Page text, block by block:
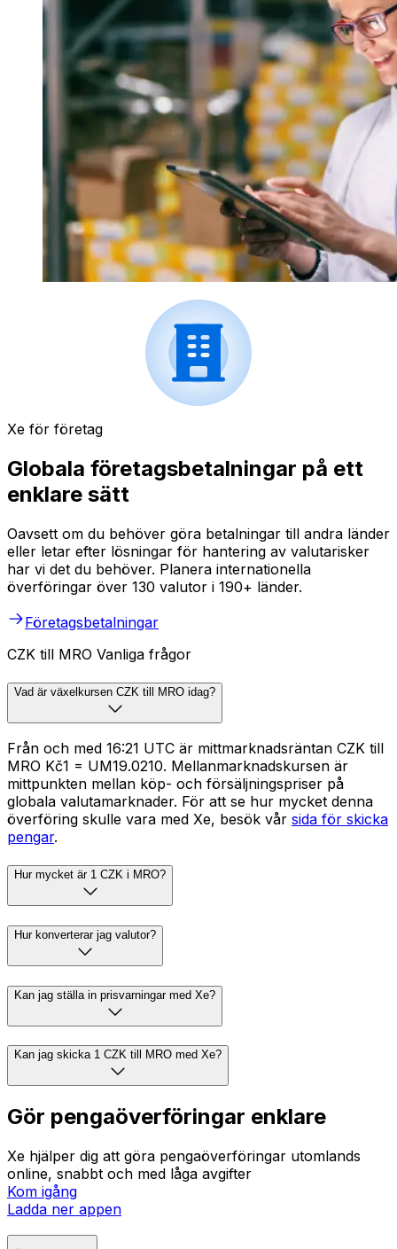
Xe för företag
Globala företagsbetalningar på ett
enklare sätt
Oavsett om du behöver göra betalningar till andra länder
eller letar efter lösningar för hantering av valutarisker
har vi det du behöver. Planera internationella
överföringar över 130 valutor i 190+ länder.
Företagsbetalningar
CZK till MRO Vanliga frågor
Vad är växelkursen CZK till MRO idag?
Från och med 16:21 UTC är mittmarknadsräntan CZK till
MRO Kč1 = UM19.0210. Mellanmarknadskursen är
mittpunkten mellan köp- och försäljningspriser på
globala valutamarknader. För att se hur mycket denna
överföring skulle vara med Xe, besök vår sida för skicka
pengar.
Hur mycket är 1 CZK i MRO?
Hur konverterar jag valutor?
Kan jag ställa in prisvarningar med Xe?
Kan jag skicka 1 CZK till MRO med Xe?
Gör pengaöverföringar enklare
Xe hjälper dig att göra pengaöverföringar utomlands
online, snabbt och med låga avgifter
Kom igång
Ladda ner appen